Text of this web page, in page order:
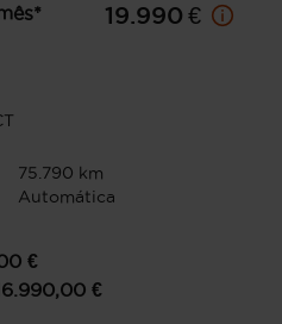
19.990 €
75.790 km
Automática
€
€